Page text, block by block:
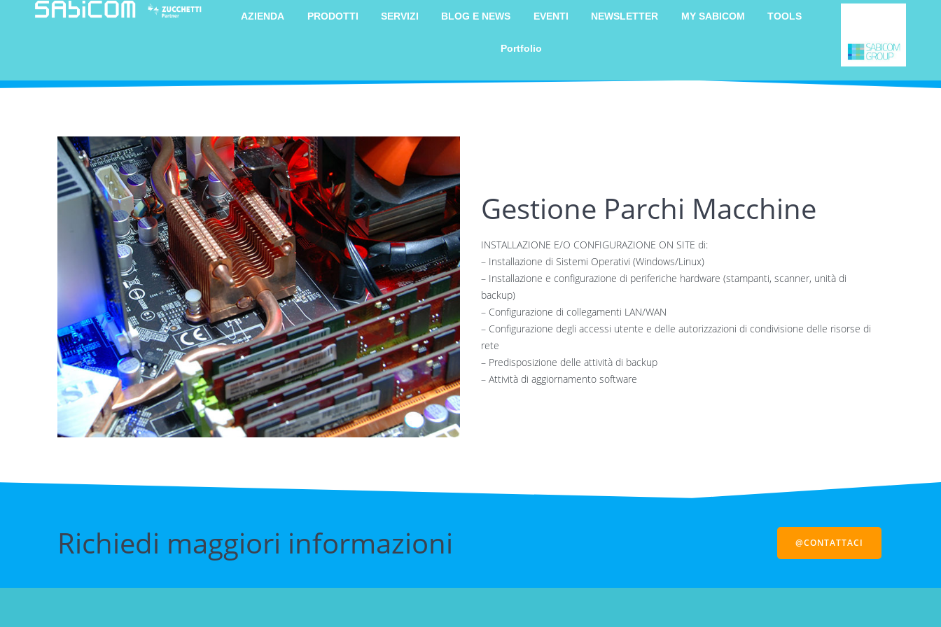
AZIENDA PRODOTTI SERVIZI BLOG E NEWS EVENTI NEWSLETTER MY SABICOM TOOLS
Portfolio
Gestione Parchi Macchine
INSTALLAZIONE E/O CONFIGURAZIONE ON SITE di:
– Installazione di Sistemi Operativi (Windows/Linux)
– Installazione e configurazione di periferiche hardware (stampanti, scanner, unità di
backup)
– Configurazione di collegamenti LAN/WAN
– Configurazione degli accessi utente e delle autorizzazioni di condivisione delle risorse di
rete
– Predisposizione delle attività di backup
– Attività di aggiornamento software
Richiedi maggiori informazioni @CONTATTACI